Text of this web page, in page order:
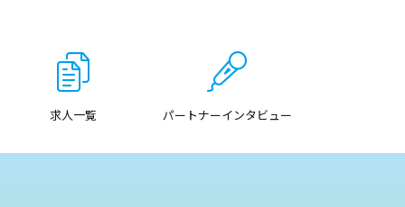
求人一覧 パートナーインタビュー